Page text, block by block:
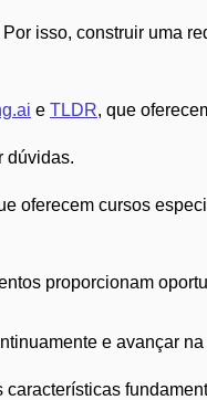
isso, construir uma
e TLDR, que
dúvidas.
oferecem cursos
proporcionam
e avançar na